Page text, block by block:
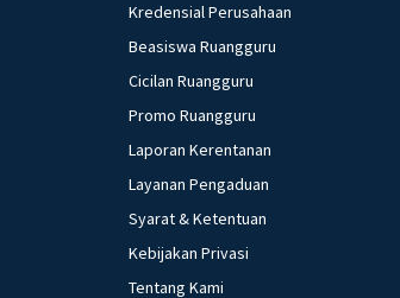
Kredensial Perusahaan
Beasiswa Ruangguru
Cicilan Ruangguru
Promo Ruangguru
Laporan Kerentanan
Layanan Pengaduan
Syarat & Ketentuan
Kebijakan Privasi
Tentang Kami